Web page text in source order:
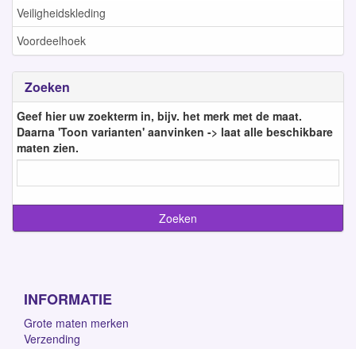
Veiligheidskleding
Voordeelhoek
Zoeken
Geef hier uw zoekterm in, bijv. het merk met de maat.
Daarna 'Toon varianten' aanvinken -> laat alle beschikbare
maten zien.
INFORMATIE
Grote maten merken
Verzending